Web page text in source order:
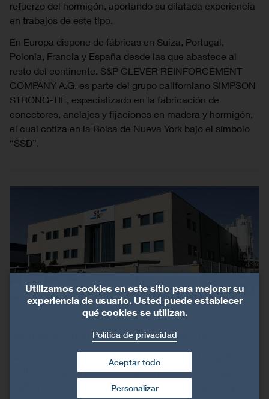
refuerzo del hormigón, aportando su dilatada experiencia
en trabajos de este tipo.
En Europa dispone de fábricas en Suiza, Portugal,
Polonia, Francia y España desde las que abastece al
resto del continente. S&P CLEVER REINFORCEMENT
COMPANY A.G. es parte del grupo californiano SIMPSON
STRONG-TIE, especializado en la fabricación de
conectores, anclajes y fijaciones en madera y hormigón,
el cual cotiza en la Bolsa de Nueva York bajo el símbolo
“SSD”.
©SP-REINFORCEMENT
Simpson Strong-Tie® Company Inc.
Desde 2012 S&P forma parte de Simpson Strong-Tie,
multinacional de productos de construcción con base en
California y con múltiples ubicaciones en toda Europa.
Utilizamos cookies en este sitio para mejorar su
experiencia de usuario. Usted puede establecer
qué cookies se utilizan.
Política de privacidad
Aceptar todo
Retirar el consentimiento
Personalizar